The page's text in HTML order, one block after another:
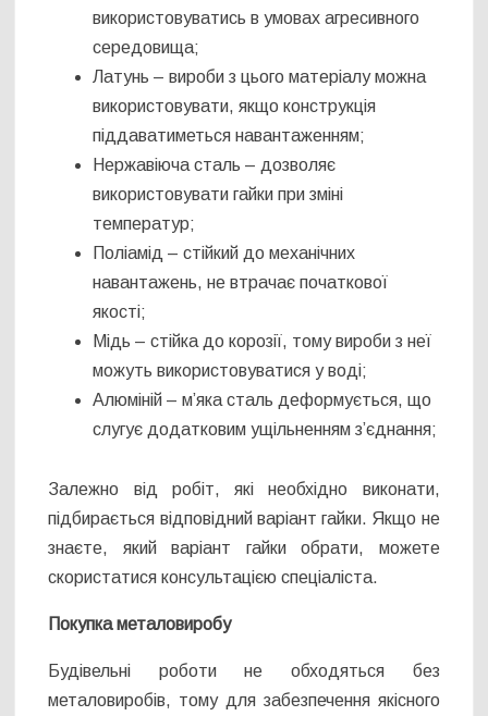
використовуватись в умовах агресивного
середовища;
Латунь – вироби з цього матеріалу можна
використовувати, якщо конструкція
піддаватиметься навантаженням;
Нержавіюча сталь – дозволяє
використовувати гайки при зміні
температур;
Поліамід – стійкий до механічних
навантажень, не втрачає початкової
якості;
Мідь – стійка до корозії, тому вироби з неї
можуть використовуватися у воді;
Алюміній – м’яка сталь деформується, що
слугує додатковим ущільненням з’єднання;
Залежно від робіт, які необхідно виконати,
підбирається відповідний варіант гайки. Якщо не
знаєте, який варіант гайки обрати, можете
скористатися консультацією спеціаліста.
Покупка металовиробу
Будівельні роботи не обходяться без
металовиробів, тому для забезпечення якісного